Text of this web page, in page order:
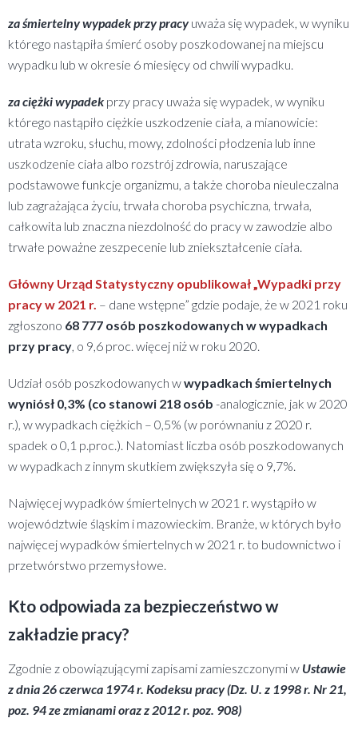
za śmiertelny wypadek przy pracyuważa się wypadek, w wyniku
którego nastąpiła śmierć osoby poszkodowanej na miejscu
wypadku lub w okresie 6 miesięcy od chwili wypadku.
za ciężki wypadek przy pracy uważa się wypadek, w wyniku
którego nastąpiło ciężkie uszkodzenie ciała, a mianowicie:
utrata wzroku, słuchu, mowy, zdolności płodzenia lub inne
uszkodzenie ciała albo rozstrój zdrowia, naruszające
podstawowe funkcje organizmu, a także choroba nieuleczalna
lub zagrażająca życiu, trwała choroba psychiczna, trwała,
całkowita lub znaczna niezdolność do pracy w zawodzie albo
trwałe poważne zeszpecenie lub zniekształcenie ciała.
Główny Urząd Statystyczny opublikował „Wypadki przy
pracy w 2021 r. – dane wstępne” gdzie podaje, że w 2021 roku
zgłoszono 68 777 osób poszkodowanych w wypadkach
przy pracy, o 9,6 proc. więcej niż w roku 2020.
Udział osób poszkodowanych wwypadkach śmiertelnych
wyniósł 0,3% (co stanowi 218 osób -analogicznie, jak w 2020
r.), w wypadkach ciężkich – 0,5% (w porównaniu z 2020 r.
spadek o 0,1 p.proc.). Natomiast liczba osób poszkodowanych
w wypadkach z innym skutkiem zwiększyła się o 9,7%.
Najwięcej wypadków śmiertelnych w 2021 r. wystąpiło w
województwie śląskim i mazowieckim. Branże, w których było
najwięcej wypadków śmiertelnych w 2021 r. to budownictwo i
przetwórstwo przemysłowe.
Kto odpowiada za bezpieczeństwo w
zakładzie pracy?
Zgodnie z obowiązującymi zapisami zamieszczonymi w Ustawie
z dnia 26 czerwca 1974 r. Kodeksu pracy (Dz. U. z 1998 r. Nr 21,
poz. 94 ze zmianami oraz z 2012 r. poz. 908)